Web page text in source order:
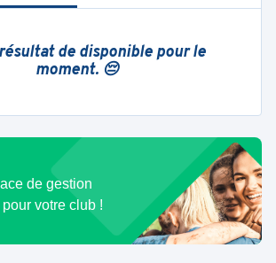
de disponible pour le
moment. 😔
de gestion
votre club !